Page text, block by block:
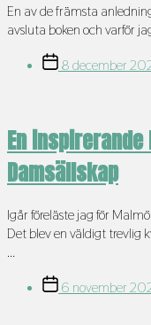
En av de främsta
avsluta boken och varför
Inläggsdatum
8 december
En
Damsällskap
Igår föreläste jag för
Det blev en väldigt trevlig
...
Inläggsdatum
6 november